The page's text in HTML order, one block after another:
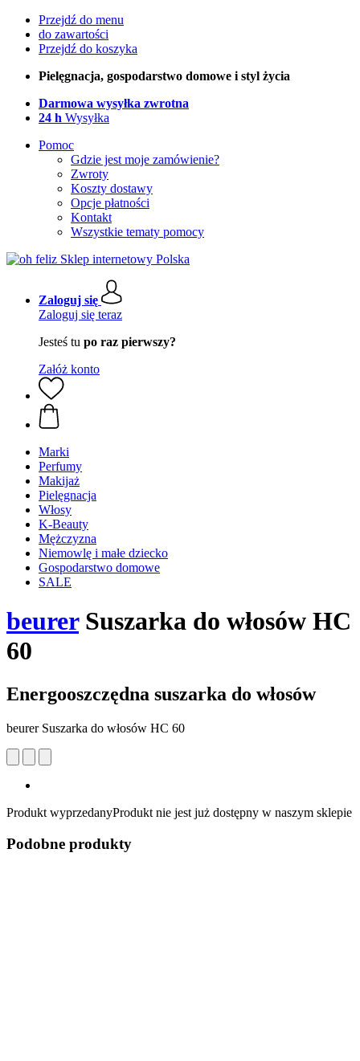
Przejdź do menu
do zawartości
Przejdź do koszyka
Pielęgnacja, gospodarstwo domowe i styl życia
Darmowa wysyłka zwrotna
24 h Wysyłka
Pomoc
Gdzie jest moje zamówienie?
Zwroty
Koszty dostawy
Opcje płatności
Kontakt
Wszystkie tematy pomocy
Zaloguj się
Zaloguj się teraz
Jesteś tu po raz pierwszy?
Załóż konto
Marki
Perfumy
Makijaż
Pielęgnacja
Włosy
K-Beauty
Mężczyzna
Niemowlę i małe dziecko
Gospodarstwo domowe
SALE
beurerSuszarka do włosów HC
60
Energooszczędna suszarka do włosów
beurer Suszarka do włosów HC 60
Produkt wyprzedanyProdukt nie jest już dostępny w naszym sklepie
Podobne produkty